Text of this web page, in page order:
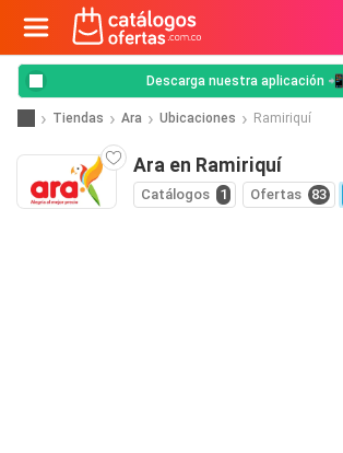
Descarga nuestra aplicación 📲
Tiendas Ara Ubicaciones Ramiriquí
Ara en Ramiriquí
Catálogos 1 Ofertas 83